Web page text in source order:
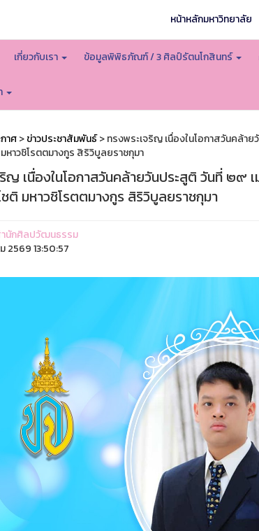
หน้าหลักมหาวิทยาลัย
เกี่ยวกับเรา ข้อมูลพิพิธภัณฑ์ / 3 ศิลป์รัตนโกสินทร์
าศ>ข่าวประชาสัมพันธ์> ทรงพระเจริญ เนื่องในโอกาสวันคล้า
หาวชิโรตตมางกูร สิริวิบูลยราชกุมา
ญ เนื่องในโอกาสวันคล้ายวันประสูติ วันที่ ๒๙
ติ มหาวชิโรตตมางกูร สิริวิบูลยราชกุมา
นักศิลปวัฒนธรรม
2569 13:50:57